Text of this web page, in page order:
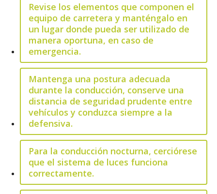
Revise los elementos que componen el
equipo de carretera y manténgalo en
un lugar donde pueda ser utilizado de
manera oportuna, en caso de
emergencia.
Mantenga una postura adecuada
durante la conducción, conserve una
distancia de seguridad prudente entre
vehículos y conduzca siempre a la
defensiva.
Para la conducción nocturna, cerciórese
que el sistema de luces funciona
correctamente.